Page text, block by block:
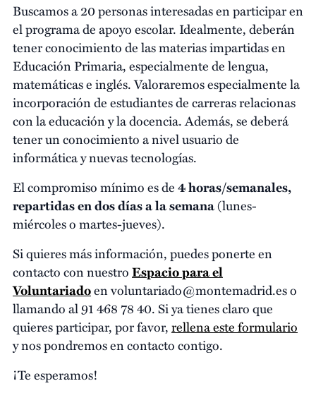
Buscamos a 20 personas interesadas en participar en
el programa de apoyo escolar. Idealmente, deberán
tener conocimiento de las materias impartidas en
Educación Primaria, especialmente de lengua,
matemáticas e inglés. Valoraremos especialmente la
incorporación de estudiantes de carreras relacionas
con la educación y la docencia. Además, se deberá
tener un conocimiento a nivel usuario de
informática y nuevas tecnologías.
El compromiso mínimo es de4 horas/semanales,
repartidas en dos días a la semana(lunes-
miércoles o martes-jueves).
Si quieres más información, puedes ponerte en
contacto con nuestroEspacio para el
Voluntariadoen voluntariado@montemadrid.es o
llamando al 91 468 78 40. Si ya tienes claro que
quieres participar, por favor,rellena este formulario
y nos pondremos en contacto contigo.
¡Te esperamos!